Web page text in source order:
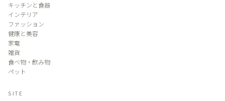
キッチンと食器
インテリア
ファッション
健康と美容
家電
雑貨
食べ物・飲み物
ペット
SITE